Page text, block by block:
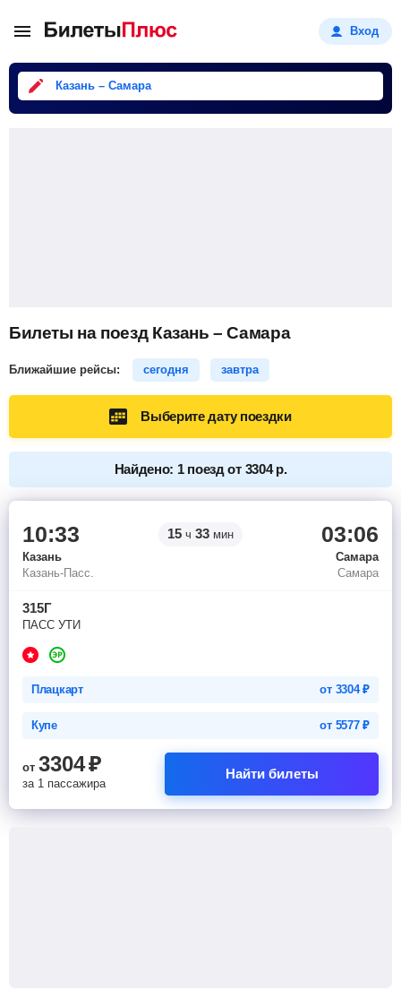
Вход
Казань – Самара
Билеты на поезд Казань – Самара
Ближайшие рейсы: сегодня завтра
Выберите дату поездки
Найдено: 1 поезд от 3304 р.
10:33 15 ч 33 мин 03:06
Казань
Самара
Казань-Пасс.
Самара
315Г
ПАСС УТИ
Плацкарт от 3304₽
Купе от 5577₽
от 3304₽
за 1 пассажира
Найти билеты